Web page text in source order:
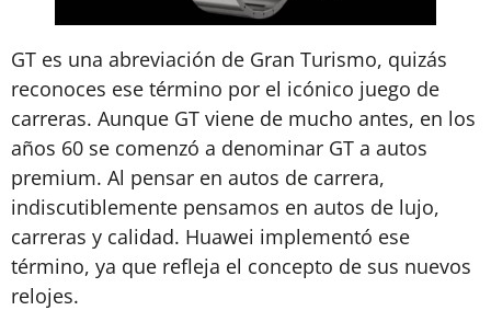
GT es una abreviación de Gran Turismo, quizás
reconoces ese término por el icónico juego de
carreras. Aunque GT viene de mucho antes, en los
años 60 se comenzó a denominar GT a autos
premium. Al pensar en autos de carrera,
indiscutiblemente pensamos en autos de lujo,
carreras y calidad. Huawei implementó ese
término, ya que refleja el concepto de sus nuevos
relojes.